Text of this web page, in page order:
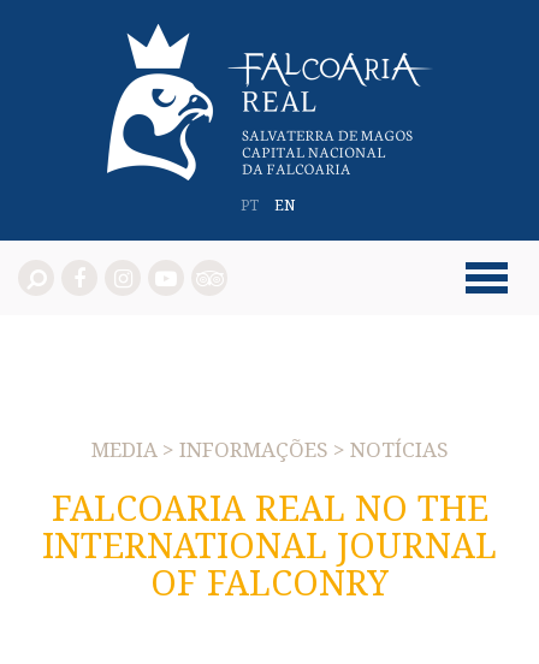
PT EN
MEDIA > INFORMAÇÕES > NOTÍCIAS
FALCOARIA REAL NO THE
INTERNATIONAL JOURNAL
OF FALCONRY